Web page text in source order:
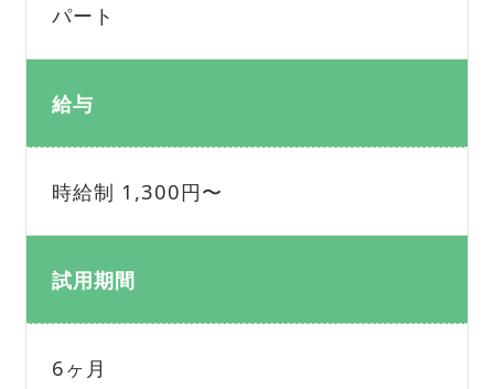
パート
給与
時給制 1,300円〜
試用期間
6ヶ月